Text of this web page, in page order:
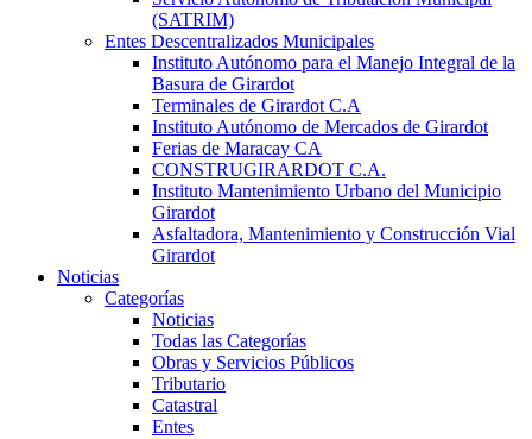
(SATRIM)
Entes Descentralizados Municipales
Instituto Autónomo para el Manejo Integral de la
Basura de Girardot
Terminales de Girardot C.A
Instituto Autónomo de Mercados de Girardot
Ferias de Maracay CA
CONSTRUGIRARDOT C.A.
Instituto Mantenimiento Urbano del Municipio
Girardot
Asfaltadora, Mantenimiento y Construcción Vial
Girardot
Noticias
Categorías
Noticias
Todas las Categorías
Obras y Servicios Públicos
Tributario
Catastral
Entes